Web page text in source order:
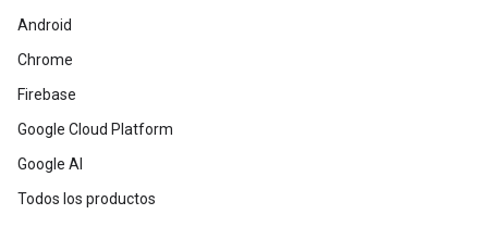
Android
Chrome
Firebase
Google Cloud Platform
Google AI
Todos los productos